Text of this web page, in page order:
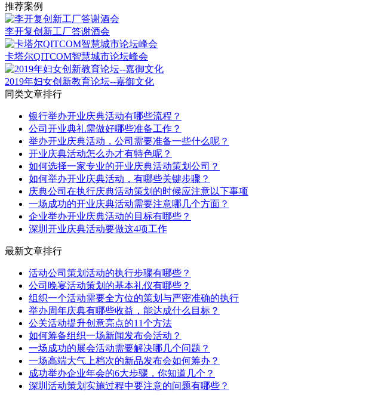
推荐案例
李开复创新工厂答谢酒会
卡塔尔QITCOM智慧城市论坛峰会
2019年妇女创新教育论坛--嘉御文化
同类文章排行
银行举办开业庆典活动有哪些流程？
公司开业典礼需做好哪些准备工作？
举办开业庆典活动，公司需要准备一些什么呢？
开业庆典活动怎么办才有特色呢？
如何选择一家专业的开业庆典活动策划公司？
如何举办开业庆典活动，有哪些关键步骤？
庆典公司在执行庆典活动策划的时候应注意以下事项
一场成功的开业庆典活动需要注意哪几个方面？
企业举办开业庆典活动的目标有哪些？
深圳开业庆典活动要做这4项工作
最新文章排行
活动公司策划活动的执行步骤有哪些？
公司晚宴活动策划的基本礼仪有哪些？
组织一个活动需要全方位的策划与严密准确的执行
举办周年庆典有哪些收益，能达成什么目标？
公关活动提升创意亮点的11个方法
如何筹备组织一场新闻发布会活动？
一场成功的展会活动需要解决哪几个问题？
一场高端大气上档次的新品发布会如何筹办？
成功举办企业年会的6大步骤，你知道几个？
深圳活动策划实施过程中要注意的问题有哪些？